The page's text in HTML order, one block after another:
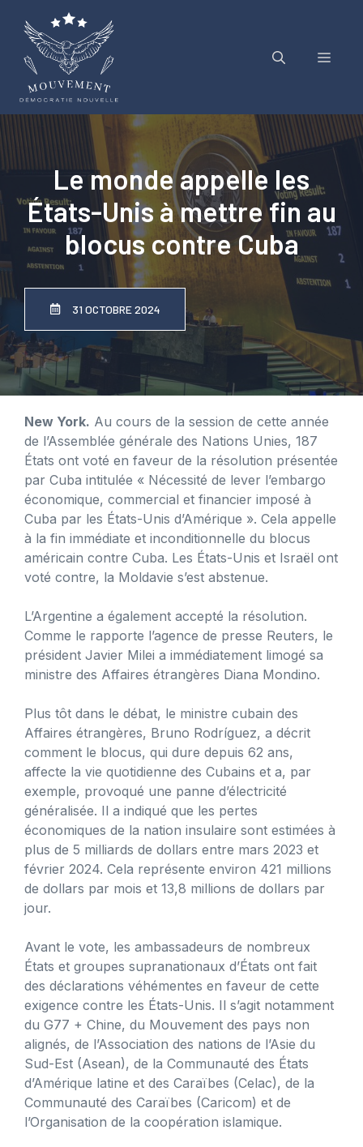
contenu
Menu
Le monde appelle les
États-Unis à mettre fin au
blocus contre Cuba
31 OCTOBRE 2024
New York. Au cours de la session de cette année
de l’Assemblée générale des Nations Unies, 187
États ont voté en faveur de la résolution présentée
par Cuba intitulée « Nécessité de lever l’embargo
économique, commercial et financier imposé à
Cuba par les États-Unis d’Amérique ». Cela appelle
à la fin immédiate et inconditionnelle du blocus
américain contre Cuba. Les États-Unis et Israël ont
voté contre, la Moldavie s’est abstenue.
L’Argentine a également accepté la résolution.
Comme le rapporte l’agence de presse Reuters, le
président Javier Milei a immédiatement limogé sa
ministre des Affaires étrangères Diana Mondino.
Plus tôt dans le débat, le ministre cubain des
Affaires étrangères, Bruno Rodríguez, a décrit
comment le blocus, qui dure depuis 62 ans,
affecte la vie quotidienne des Cubains et a, par
exemple, provoqué une panne d’électricité
généralisée. Il a indiqué que les pertes
économiques de la nation insulaire sont estimées à
plus de 5 milliards de dollars entre mars 2023 et
février 2024. Cela représente environ 421 millions
de dollars par mois et 13,8 millions de dollars par
jour.
Avant le vote, les ambassadeurs de nombreux
États et groupes supranationaux d’États ont fait
des déclarations véhémentes en faveur de cette
exigence contre les États-Unis. Il s’agit notamment
du G77 + Chine, du Mouvement des pays non
alignés, de l’Association des nations de l’Asie du
Sud-Est (Asean), de la Communauté des États
d’Amérique latine et des Caraïbes (Celac), de la
Communauté des Caraïbes (Caricom) et de
l’Organisation de la coopération islamique.